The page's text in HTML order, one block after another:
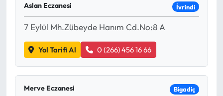
Aslan Eczanesi İvrindi
7 Eylül Mh.Zübeyde Hanım Cd.No:8 A
Yol Tarifi Al 0 (266) 456 16 66
Merve Eczanesi Bigadiç